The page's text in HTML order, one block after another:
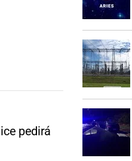
pedirá